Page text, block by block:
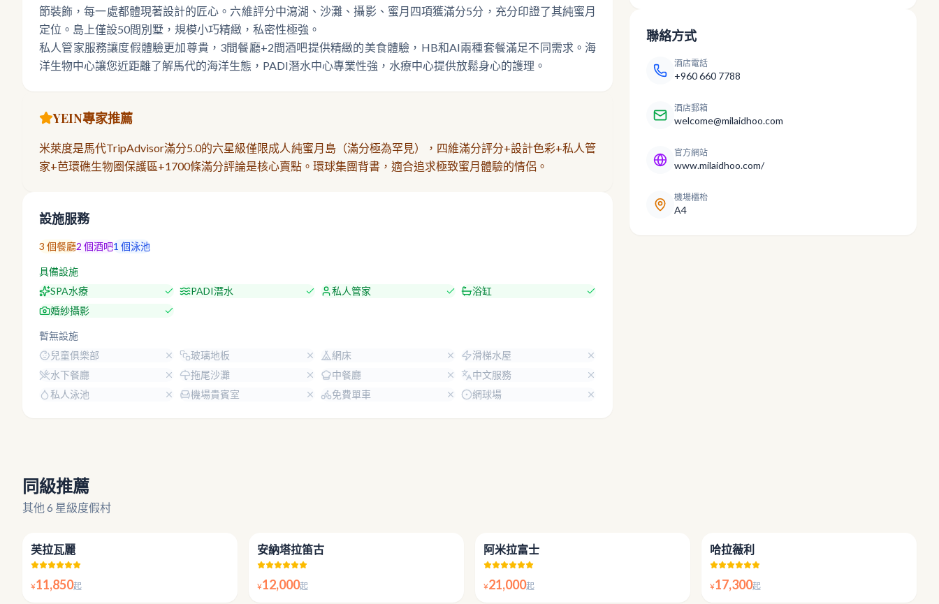
節裝飾，每一處都體現著設計的匠心。六維評分中瀉湖、沙灘、攝影、蜜月四項獲滿分5分，充分印證了其純蜜月
定位。島上僅設50間別墅，規模小巧精緻，私密性極強。
私人管家服務讓度假體驗更加尊貴，3間餐廳+2間酒吧提供精緻的美食體驗，HB和AI兩種套餐滿足不同需求。海
洋生物中心讓您近距離了解馬代的海洋生態，PADI潛水中心專業性強，水療中心提供放鬆身心的護理。
YEIN專家推薦
米萊度是馬代TripAdvisor滿分5.0的六星級僅限成人純蜜月島（滿分極為罕見），四維滿分評分+設計色彩+私人管
家+芭環礁生物圈保護區+1700條滿分評論是核心賣點。環球集團背書，適合追求極致蜜月體驗的情侶。
設施服務
3 個餐廳2 個酒吧1 個泳池
具備設施
SPA水療 PADI潛水 私人管家
浴缸
婚紗攝影
暫無設施
兒童俱樂部 玻璃地板 網床
滑梯水屋
水下餐廳
拖尾沙灘 中餐廳
中文服務
私人泳池
機場貴賓室 免費單車 網球場
聯絡方式
酒店電話
+960 660 7788
酒店郵箱
welcome@milaidhoo.com
官方網站
www.milaidhoo.com/
機場櫃枱
A4
同級推薦
其他 6 星級度假村
芙拉瓦麗
¥11,850起
安納塔拉笛古
¥12,000起
阿米拉富士
¥21,000起
哈拉薇利
¥17,300起